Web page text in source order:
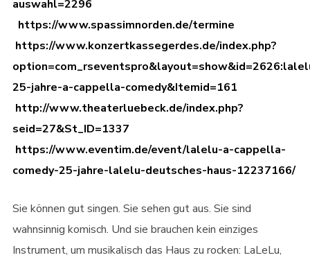
auswahl=2296
https://www.spassimnorden.de/termine
https://www.konzertkassegerdes.de/index.php?
25-jahre-a-cappella-comedy&Itemid=161
http://www.theaterluebeck.de/index.php?
seid=27&St_ID=1337
https://www.eventim.de/event/lalelu-a-cappella-
comedy-25-jahre-lalelu-deutsches-haus-12237166/
Sie können gut singen. Sie sehen gut aus. Sie sind
wahnsinnig komisch. Und sie brauchen kein einziges
Instrument, um musikalisch das Haus zu rocken: LaLeLu,